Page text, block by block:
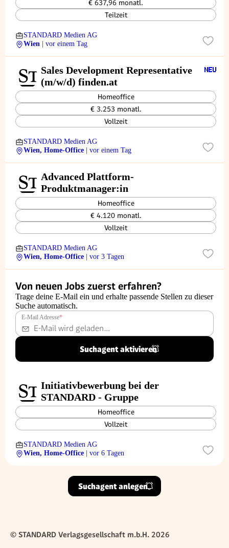
€ 637,96 monatl.
Teilzeit
STANDARD Medien AG
Wien
| vor einem Tag
Sales Development Representative
(m/w/d) finden.at
Homeoffice
€ 3.253 monatl.
Vollzeit
STANDARD Medien AG
Wien, Home-Office
| vor einem Tag
Advanced Plattform-
Produktmanager:in
Homeoffice
€ 4.120 monatl.
Vollzeit
STANDARD Medien AG
Wien, Home-Office
| vor 3 Tagen
Von neuen Jobs zuerst erfahren?
Trage deine E-Mail ein und erhalte passende Stellen zu dieser
Suche automatisch.
E-Mail Adresse*
Suchagent aktivieren
Initiativbewerbung bei der
STANDARD - Gruppe
Homeoffice
Vollzeit
STANDARD Medien AG
Wien, Home-Office
| vor 6 Tagen
Suchagent anlegen
© STANDARD Verlagsgesellschaft m.b.H. 2026